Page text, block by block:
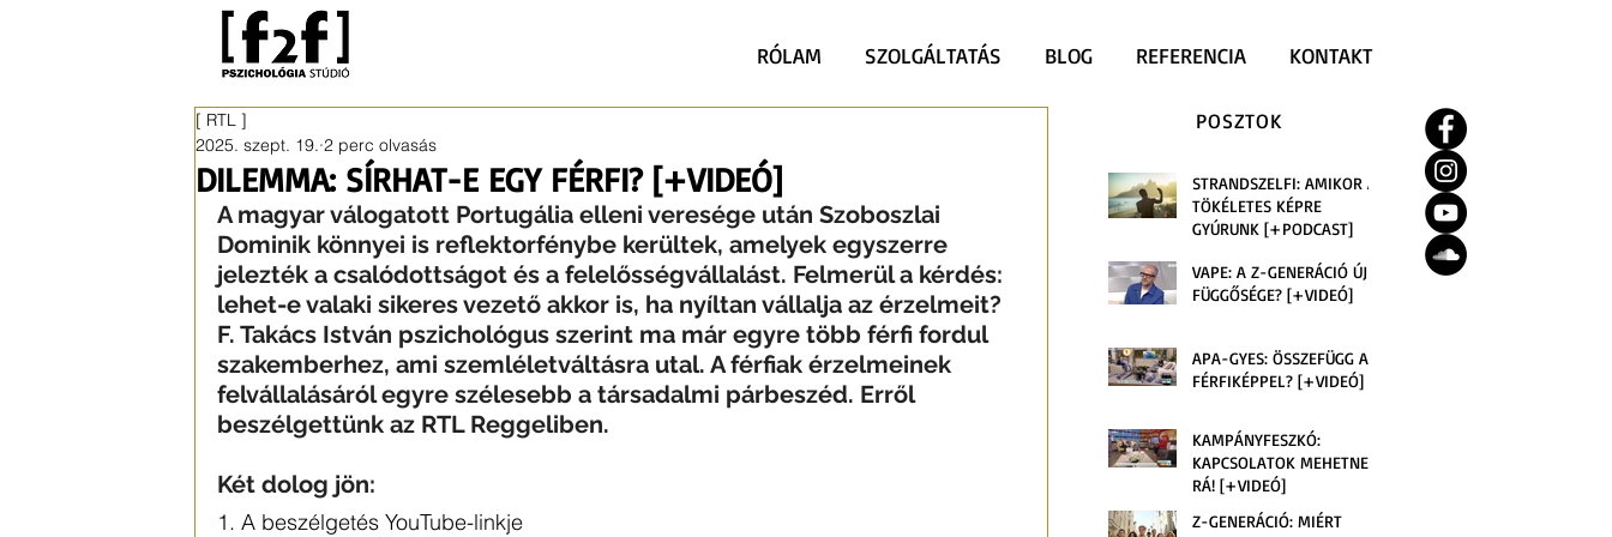
RÓLAM SZOLGÁLTATÁS BLOG REFERENCIA KONTAKT
DILEMMA: SÍRHAT-E EGY FÉRFI? [+VIDEÓ]
[ RTL ]
2025. szept. 19. 2 perc olvasás
A magyar válogatott Portugália elleni veresége után Szoboszlai
Dominik könnyei is reflektorfénybe kerültek, amelyek egyszerre
jelezték a csalódottságot és a felelősségvállalást. Felmerül a kérdés:
lehet-e valaki sikeres vezető akkor is, ha nyíltan vállalja az érzelmeit?
F. Takács István pszichológus szerint ma már egyre több férfi fordul
szakemberhez, ami szemléletváltásra utal. A férfiak érzelmeinek
felvállalásáról egyre szélesebb a társadalmi párbeszéd. Erről
beszélgettünk az RTL Reggeliben.
Két dolog jön:
1. A beszélgetés YouTube-linkje
POSZTOK
STRANDSZELFI: AMIKOR A
TÖKÉLETES KÉPRE
GYÚRUNK [+PODCAST]
VAPE: A Z-GENERÁCIÓ ÚJ
FÜGGŐSÉGE? [+VIDEÓ]
APA-GYES: ÖSSZEFÜGG A
FÉRFIKÉPPEL? [+VIDEÓ]
KAMPÁNYFESZKÓ:
KAPCSOLATOK MEHETNEK
RÁ! [+VIDEÓ]
Z-GENERÁCIÓ: MIÉRT